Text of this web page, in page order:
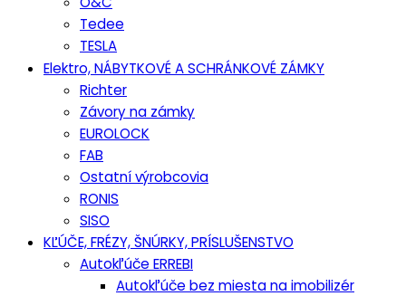
Tedee
TESLA
Elektro, NÁBYTKOVÉ A SCHRÁNKOVÉ ZÁMKY
Richter
Závory na zámky
EUROLOCK
FAB
Ostatní výrobcovia
RONIS
SISO
KĽÚČE, FRÉZY, ŠNÚRKY, PRÍSLUŠENSTVO
Autokľúče ERREBI
Autokľúče bez miesta na imobilizér